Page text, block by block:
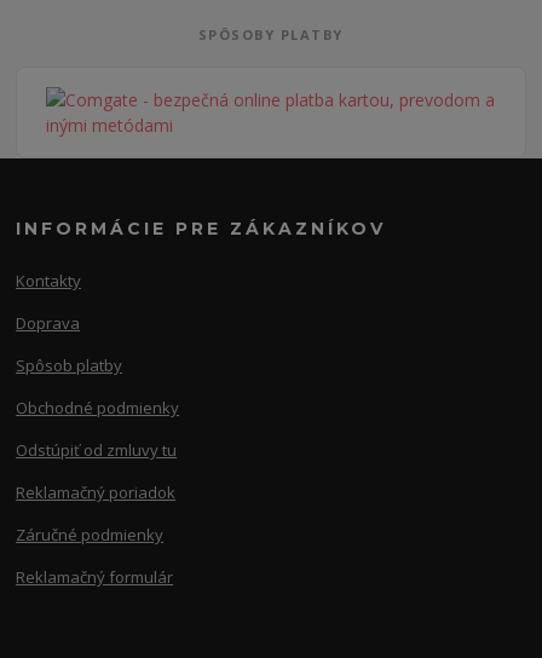
SPÔSOBY PLATBY
INFORMÁCIE PRE ZÁKAZNÍKOV
Kontakty
Doprava
Spôsob platby
Obchodné podmienky
Odstúpiť od zmluvy tu
Reklamačný poriadok
Záručné podmienky
Reklamačný formulár